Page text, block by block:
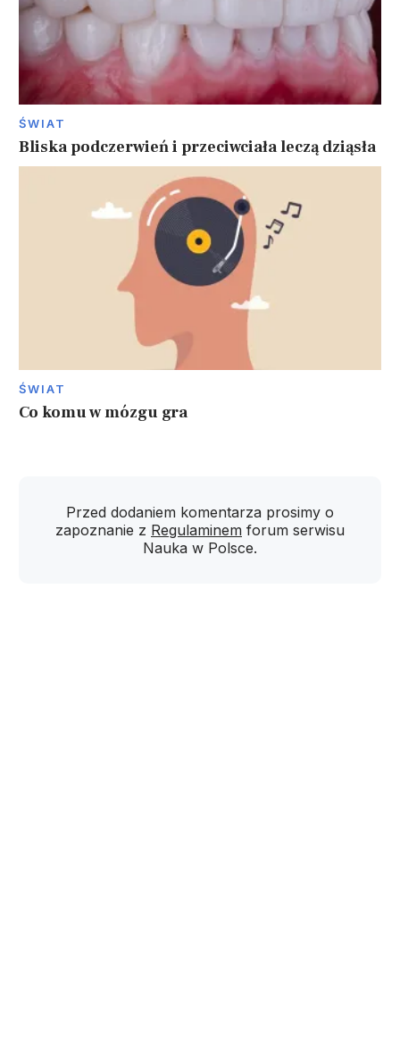
ŚWIAT
Bliska podczerwień i przeciwciała leczą dziąsła
ŚWIAT
Co komu w mózgu gra
Przed dodaniem komentarza prosimy o
zapoznanie z Regulaminem forum serwisu
Nauka w Polsce.